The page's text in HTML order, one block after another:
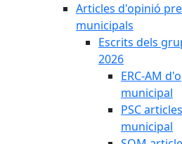
Articles d'opinió
municipals
Escrits dels
2026
ERC-AM
municipal
PSC
municipal